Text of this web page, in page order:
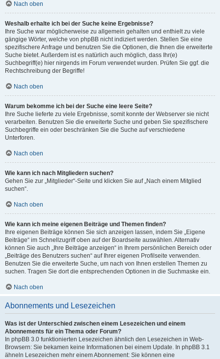
Nach oben
Weshalb erhalte ich bei der Suche keine Ergebnisse?
Ihre Suche war möglicherweise zu allgemein gehalten und enthielt zu viele
gängige Wörter, welche von phpBB nicht indiziert werden. Stellen Sie eine
spezifischere Anfrage und benutzen Sie die Optionen, die Ihnen die erweiterte
Suche bietet. Außerdem ist es natürlich auch möglich, dass Ihr(e)
Suchbegriff(e) hier nirgends im Forum verwendet wurden. Prüfen Sie ggf. die
Rechtschreibung der Begriffe!
Nach oben
Warum bekomme ich bei der Suche eine leere Seite?
Ihre Suche lieferte zu viele Ergebnisse, somit konnte der Webserver sie nicht
verarbeiten. Benutzen Sie die erweiterte Suche und geben Sie spezifischere
Suchbegriffe ein oder beschränken Sie die Suche auf verschiedene
Unterforen.
Nach oben
Wie kann ich nach Mitgliedern suchen?
Gehen Sie zur „Mitglieder“-Seite und klicken Sie auf „Nach einem Mitglied
suchen“.
Nach oben
Wie kann ich meine eigenen Beiträge und Themen finden?
Ihre eigenen Beiträge können Sie sich anzeigen lassen, indem Sie „Eigene
Beiträge“ im Schnellzugriff oben auf der Boardseite auswählen. Alternativ
können Sie auch „Ihre Beiträge anzeigen“ in Ihrem persönlichen Bereich oder
„Beiträge des Benutzers suchen“ auf Ihrer eigenen Profilseite verwenden.
Benutzen Sie die erweiterte Suche, um nach von Ihnen erstellen Themen zu
suchen. Tragen Sie dort die entsprechenden Optionen in die Suchmaske ein.
Nach oben
Abonnements und Lesezeichen
Was ist der Unterschied zwischen einem Lesezeichen und einem
Abonnements für ein Thema oder Forum?
In phpBB 3.0 funktionierten Lesezeichen ähnlich den Lesezeichen in Web-
Browsern: Sie bekamen keine Informationen bei einem Update. In phpBB 3.1
ähneln Lesezeichen mehr einem Abonnement: Sie können eine